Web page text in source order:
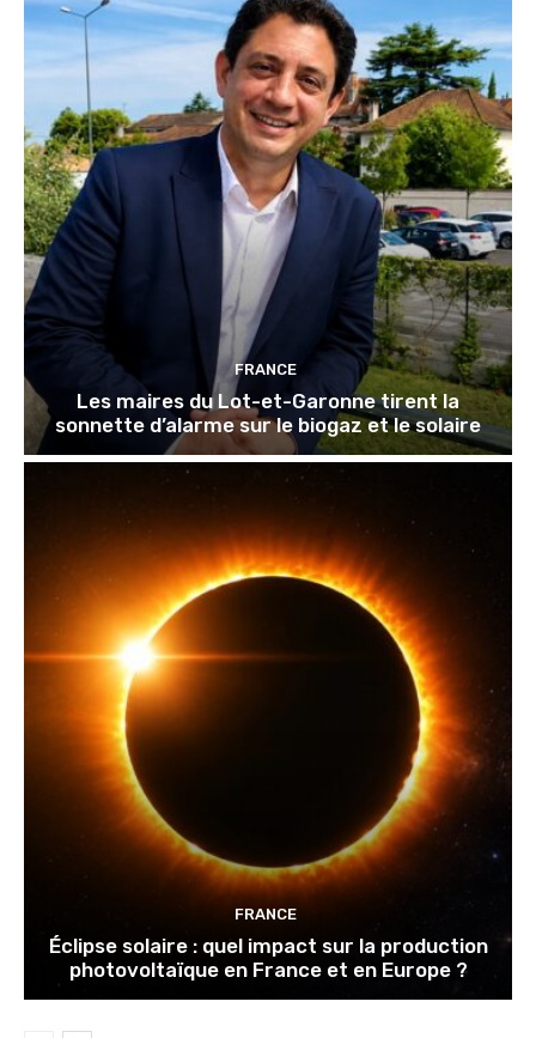
FRANCE
Les maires du Lot-et-Garonne tirent la
sonnette d’alarme sur le biogaz et le solaire
FRANCE
Éclipse solaire : quel impact sur la production
photovoltaïque en France et en Europe ?